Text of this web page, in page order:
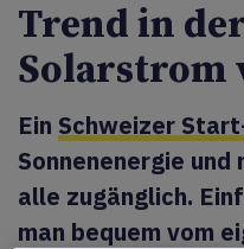
Trend in
Solarstrom
Ein Schweizer
Sonnenenergie
alle zugänglich.
man bequem vom